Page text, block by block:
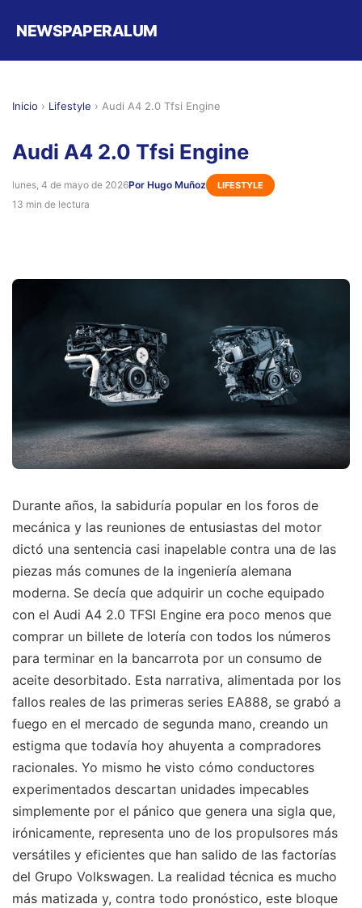
NEWSPAPERALUM
Inicio › Lifestyle › Audi A4 2.0 Tfsi Engine
Audi A4 2.0 Tfsi Engine
lunes, 4 de mayo de 2026Por Hugo Muñoz LIFESTYLE
13 min de lectura
Durante años, la sabiduría popular en los foros de
mecánica y las reuniones de entusiastas del motor
dictó una sentencia casi inapelable contra una de las
piezas más comunes de la ingeniería alemana
moderna. Se decía que adquirir un coche equipado
con el Audi A4 2.0 TFSI Engine era poco menos que
comprar un billete de lotería con todos los números
para terminar en la bancarrota por un consumo de
aceite desorbitado. Esta narrativa, alimentada por los
fallos reales de las primeras series EA888, se grabó a
fuego en el mercado de segunda mano, creando un
estigma que todavía hoy ahuyenta a compradores
racionales. Yo mismo he visto cómo conductores
experimentados descartan unidades impecables
simplemente por el pánico que genera una sigla que,
irónicamente, representa uno de los propulsores más
versátiles y eficientes que han salido de las factorías
del Grupo Volkswagen. La realidad técnica es mucho
más matizada y, contra todo pronóstico, este bloque